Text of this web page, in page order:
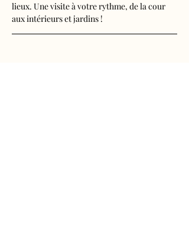
lieux. Une visite à votre rythme, de la cour
aux intérieurs et jardins !